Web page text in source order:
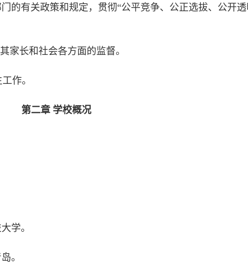
的有关政策和规定，贯彻“公平竞争、公正选拔、公开
家长和社会各方面的监督。
作。
第二章 学校概况
学。
。